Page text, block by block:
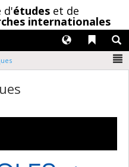
d'études et de
internationales
Liens
Langues